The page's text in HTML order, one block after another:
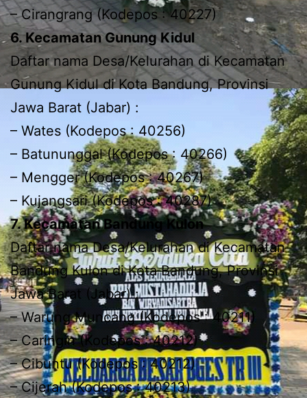
– Cirangrang (Kodepos : 40227)
6. Kecamatan Gunung Kidul
Daftar nama Desa/Kelurahan di Kecamatan
Gunung Kidul di Kota Bandung, Provinsi
Jawa Barat (Jabar) :
– Wates (Kodepos : 40256)
– Batununggal (Kodepos : 40266)
– Mengger (Kodepos : 40267)
– Kujangsari (Kodepos : 40287)
7. Kecamatan Bandung Kulon
Daftar nama Desa/Kelurahan di Kecamatan
Bandung Kulon di Kota Bandung, Provinsi
Jawa Barat (Jabar) :
– Warung Muncang (Kodepos : 40211)
– Caringin (Kodepos : 40212)
– Cibuntu (Kodepos : 40212)
– Cijerah (Kodepos : 40213)